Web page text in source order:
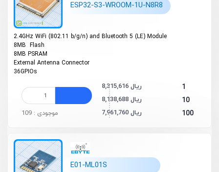
ESP32-S3-WROOM-1U-N8R8
2.4GHz Wi­Fi (802.11 b/g/n) and Bluetooth 5 (LE) Module
8MB Flash
8MB PSRAM
External Antenna Connector
36GPIOs
1 8,315,616 ریال
10 8,138,688 ریال
100 7,961,760 ریال موجودی : 109
E01-ML01S